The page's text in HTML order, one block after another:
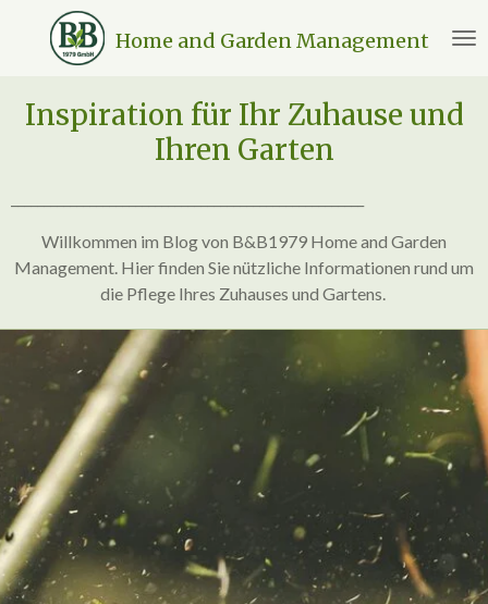
Hauptinhalt Home and Garden Management
Inspiration für Ihr Zuhause und
Ihren Garten
Willkommen im Blog von B&B1979 Home and Garden
Management. Hier finden Sie nützliche Informationen rund um
die Pflege Ihres Zuhauses und Gartens.